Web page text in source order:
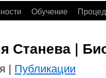
Обучение
Станева |
| Публикации